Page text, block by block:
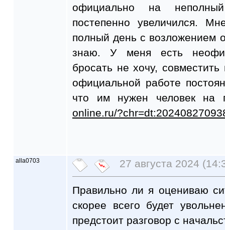
официально на
постепенно увеличился.
полный день с возложением
знаю. У меня есть
бросать не хочу,
официальной работе
что им нужен человек на
online.ru/
alla0703 27 августа 2024
Правильно ли я оцениваю
скорее всего будет
предстоит разговор с